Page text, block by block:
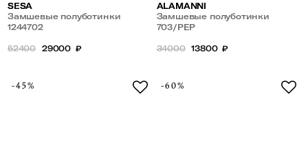
SESA
Замшевые полуботинки
1244702
52400 29000 ₽
ALAMANNI
Замшевые полуботинки
703/PEP
34000 13800 ₽
-45% -60%